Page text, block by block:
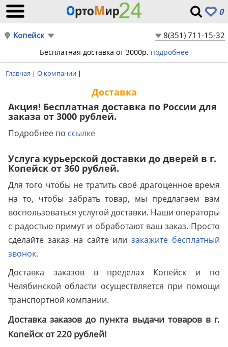
0
Копейск 8(351) 711-15-32
Бесплатная доставка от 3000р. подробнее
Главная | О компании |
Доставка
Акция! Бесплатная доставка по России для
заказа от 3000 рублей.
Подробнее по ссылке
Услуга курьерской доставки до дверей в г.
Копейск от 360 рублей.
Для того чтобы не тратить своё драгоценное время
на то, чтобы забрать товар, мы предлагаем вам
воспользоваться услугой доставки. Наши операторы
с радостью примут и обработают ваш заказ. Просто
сделайте заказ на сайте илизакажите бесплатный
звонок.
Доставка заказов в пределах Копейск и по
Челябинской области осуществляется при помощи
транспортной компании.
Доставка заказов до пункта выдачи товаров в г.
Копейск от 220 рублей!